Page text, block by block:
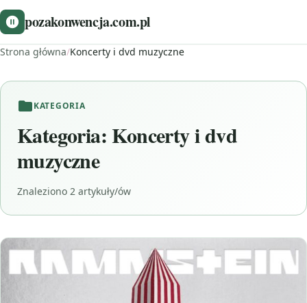
pozakonwencja.com.pl
Strona główna/Koncerty i dvd muzyczne
KATEGORIA
Kategoria: Koncerty i dvd
muzyczne
Znaleziono 2 artykuły/ów